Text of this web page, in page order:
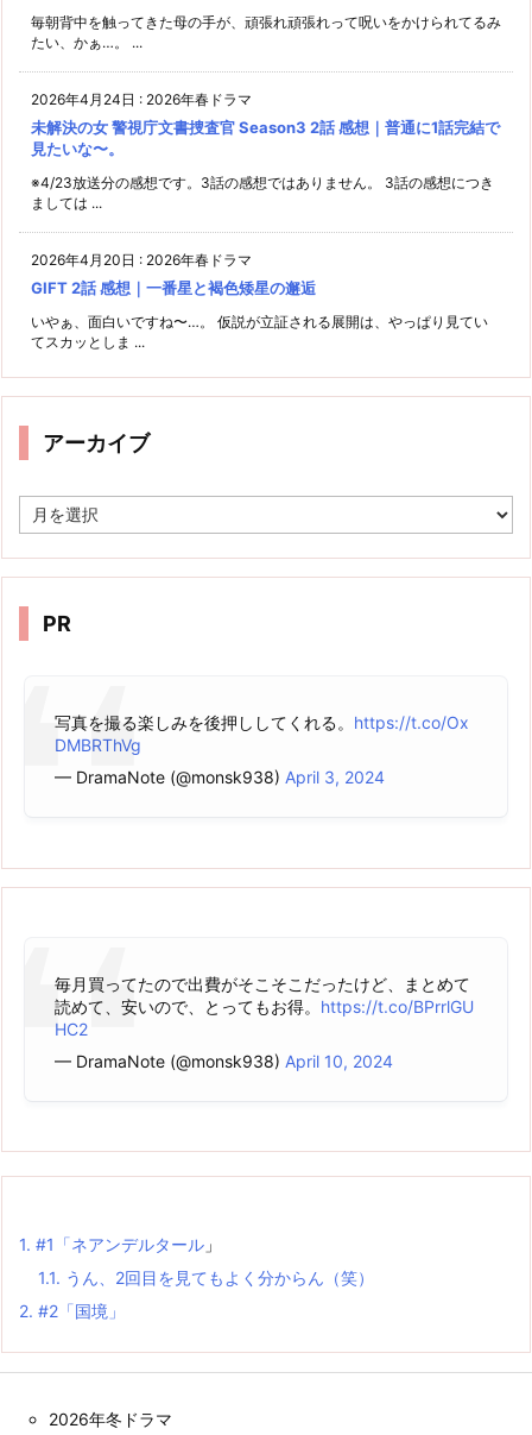
毎朝背中を触ってきた母の手が、頑張れ頑張れって呪いをかけられてるみ
たい、かぁ…。 ...
2026年4月24日 : 2026年春ドラマ
未解決の女 警視庁文書捜査官 Season3 2話 感想｜普通に1話完結で
見たいな〜。
※4/23放送分の感想です。3話の感想ではありません。 3話の感想につき
ましては ...
2026年4月20日 : 2026年春ドラマ
GIFT 2話 感想｜一番星と褐色矮星の邂逅
いやぁ、面白いですね〜…。 仮説が立証される展開は、やっぱり見てい
てスカッとしま ...
アーカイブ
ー
イ
PR
写真を撮る楽しみを後押ししてくれる。 https://t.co/Ox
DMBRThVg
— DramaNote (@monsk938) April 3, 2024
毎月買ってたので出費がそこそこだったけど、まとめて
読めて、安いので、とってもお得。 https://t.co/BPrrlGU
HC2
— DramaNote (@monsk938) April 10, 2024
1. #1「ネアンデルタール 」
1.1. うん、2回目を見てもよく分からん（笑）
2. #2「国境」
2026年冬ドラマ